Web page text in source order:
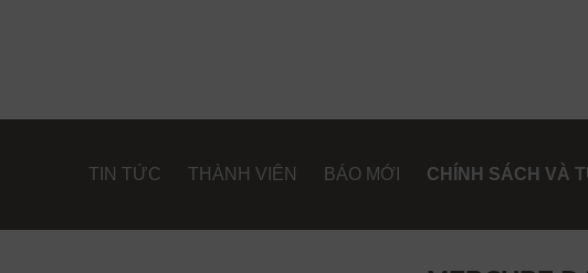
TIN TỨC THÀNH VIÊN BÁO MỚI CHÍNH SÁCH VÀ